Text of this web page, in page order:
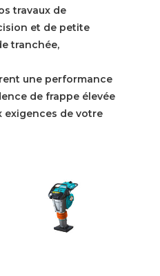
travaux de
et de petite
tranchée,
une performance
de frappe élevée
exigences de votre